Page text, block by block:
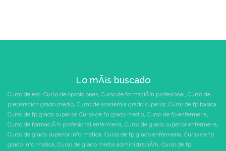
Lo mÃ¡s buscado
Curso de eso, Curso de oposiciones, Curso de formaciÃ³n profesional, Curso de
preparacion grado medio, Curso de academia grado superior, Curso de fp basica,
Curso de fp grado superior, Curso de fp grado medio, Curso de fp enfermeria,
Curso de formaciÃ³n profesional enfermeria, Curso de grado superior enfermeria,
Curso de grado superior informatica, Curso de fp grado enfermeria, Curso de fp
grado informatica, Curso de grado medio administraciÃ³n, Curso de fp